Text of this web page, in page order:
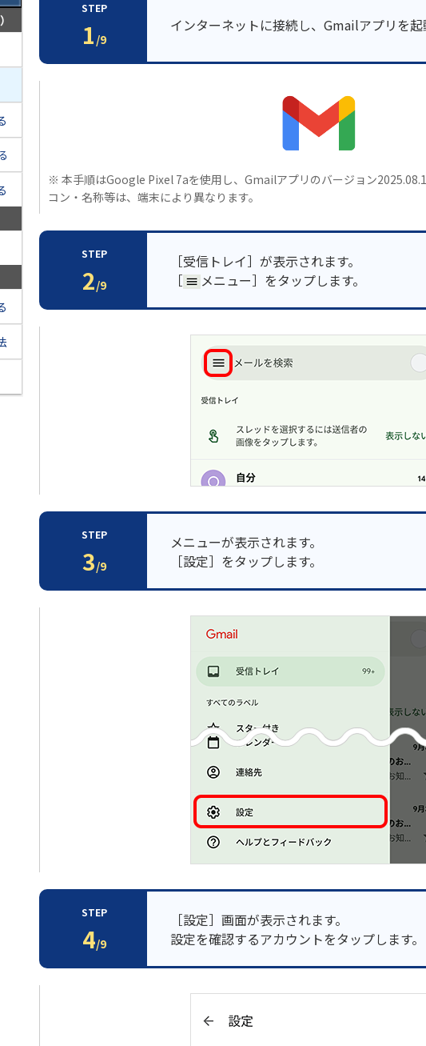
STEP
1 /9
インターネットに接続し、Gmailアプリを起
※ 本手順はGoogle Pixel 7aを使用し、Gmailアプリのバージョン
コン・名称等は、端末により異なります。
STEP
2/9
［受信トレイ］が表示されます。
［
メニュー］をタップします。
STEP
3/9
メニューが表示されます。
［設定］をタップします。
STEP
4/9
［設定］画面が表示されます。
設定を確認するアカウントをタップします。